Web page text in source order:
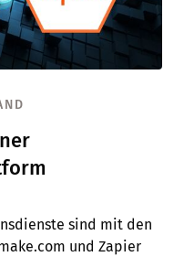
sind mit den
und Zapier